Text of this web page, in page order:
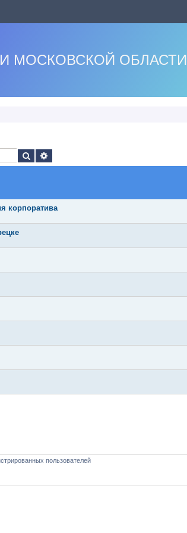
МОСКОВСКОЙ ОБЛАСТИ
Поиск
корпоратива
пользователей